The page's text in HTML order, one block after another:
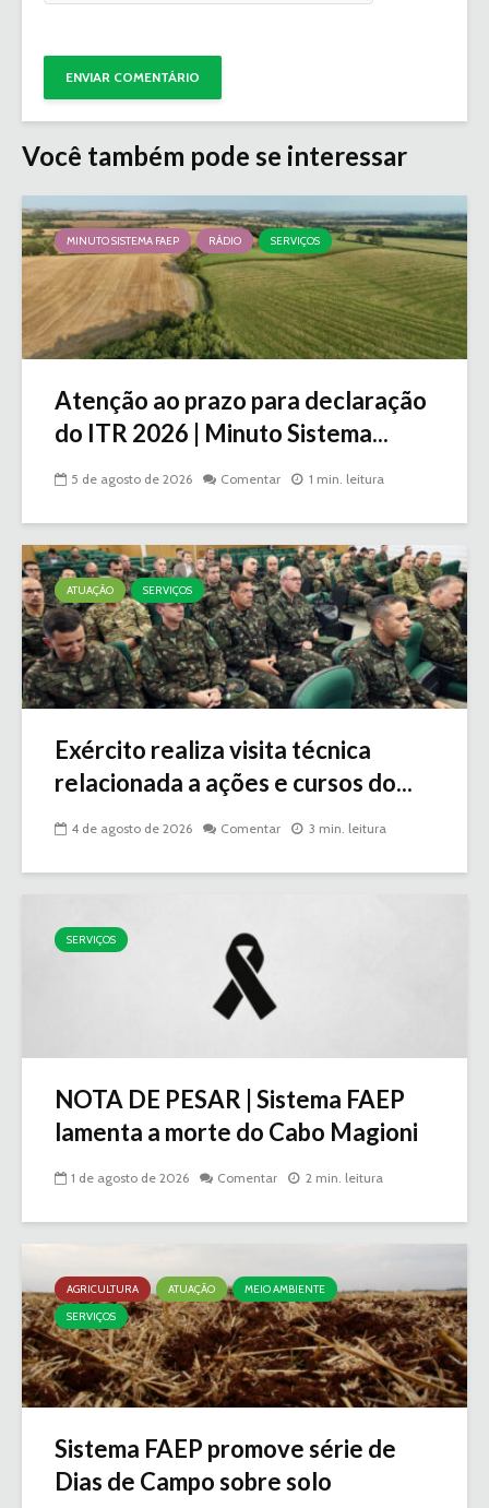
Você também pode se interessar
MINUTO SISTEMA FAEP RÁDIO SERVIÇOS
Atenção ao prazo para declaração
do ITR 2026 | Minuto Sistema...
5 de agosto de 2026 Comentar 1 min. leitura
ATUAÇÃO SERVIÇOS
Exército realiza visita técnica
relacionada a ações e cursos do...
4 de agosto de 2026 Comentar 3 min. leitura
SERVIÇOS
NOTA DE PESAR | Sistema FAEP
lamenta a morte do Cabo Magioni
1 de agosto de 2026 Comentar 2 min. leitura
AGRICULTURA ATUAÇÃO
MEIO AMBIENTE
SERVIÇOS
Sistema FAEP promove série de
Dias de Campo sobre solo